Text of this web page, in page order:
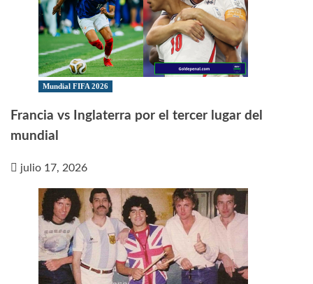
Mundial FIFA 2026
Francia vs Inglaterra por el tercer lugar del
mundial
julio 17, 2026